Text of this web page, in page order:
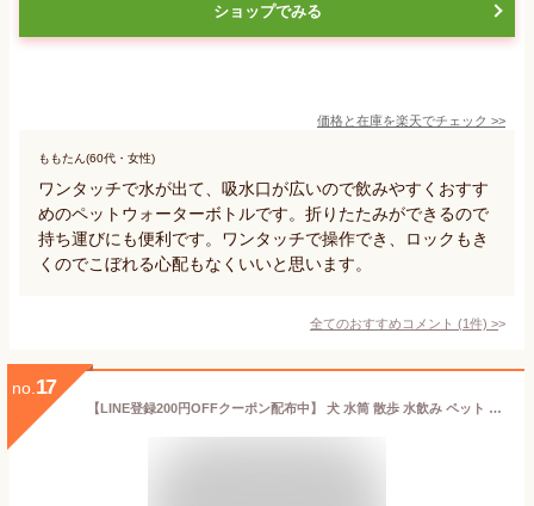
ショップでみる
価格と在庫を楽天でチェック >>
ももたん(60代・女性)
ワンタッチで水が出て、吸水口が広いので飲みやすくおすす
めのペットウォーターボトルです。折りたたみができるので
持ち運びにも便利です。ワンタッチで操作でき、ロックもき
くのでこぼれる心配もなくいいと思います。
全てのおすすめコメント (1件) >
no. 17
【LINE登録200円OFFクーポン配布中】 犬 水筒 散歩 水飲み ペット ウォーターボトル 給水器 500ml 給水ボトル 携帯 水入れ 皿付き ペット水筒 水飲み器 ウォーター ボウル ボトル 犬用品 ペット用 便利グッズ 送料無料